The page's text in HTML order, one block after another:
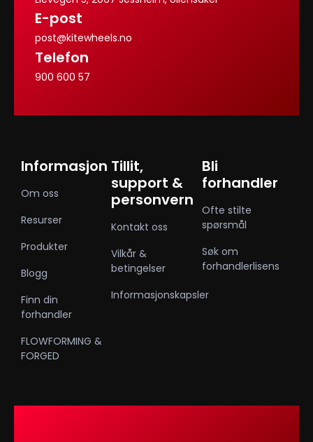
E-post
post@kitewheels.no
Telefon
900 600 57
Informasjon
Om oss
Resurser
Produkter
Blogg
Finn din
forhandler
FLOWFORMING &
FORGED
Tillit,
support &
personvern
Kontakt oss
Vilkår &
betingelser
Informasjonskapsler
Bli
forhandler
Ofte stilte
spørsmål
Søk om
forhandlerlisens